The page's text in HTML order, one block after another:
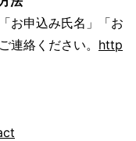
お申込み氏名」「お
連絡ください。 http